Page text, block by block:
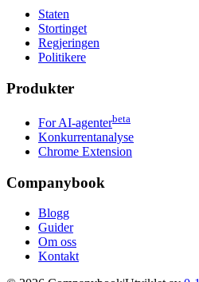
Staten
Stortinget
Regjeringen
Politikere
Produkter
For AI-agenterbeta
Konkurrentanalyse
Chrome Extension
Companybook
Blogg
Guider
Om oss
Kontakt